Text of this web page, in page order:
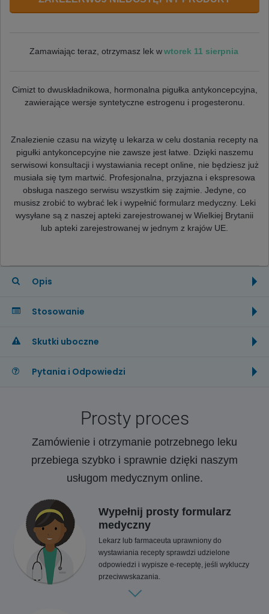
Zamawiając teraz, otrzymasz lek w wtorek 11 sierpnia
Cimizt to dwuskładnikowa, hormonalna pigułka antykoncepcyjna,
zawierające wersje syntetyczne estrogenu i progesteronu.
Znalezienie czasu na wizytę u lekarza w celu dostania recepty na
pigułki antykoncepcyjne nie zawsze jest łatwe. Dzięki naszemu
serwisowi konsultacji i wystawiania recept online, nie będziesz już
musiała się tym martwić. Profesjonalna, przyjazna i ekspresowa
obsługa naszego serwisu wszystkim się zajmie. Jedyne, co
musisz zrobić to wybrać lek i wypełnić formularz medyczny. Leki
wysyłane są z naszej apteki zarejestrowanej w Wielkiej Brytanii
lub apteki zarejestrowanej w jednym z krajów UE.
Opis
Stosowanie
Skutki uboczne
Pytania i Odpowiedzi
Prosty proces
Zamówienie i otrzymanie potrzebnego leku
przebiega szybko i sprawnie dzięki naszym
usługom medycznym online.
Wypełnij prosty formularz
medyczny
Lekarz lub farmaceuta uprawniony do
wystawiania recepty sprawdzi udzielone
odpowiedzi i wypisze e-receptę, jeśli wykluczy
przeciwwskazania.